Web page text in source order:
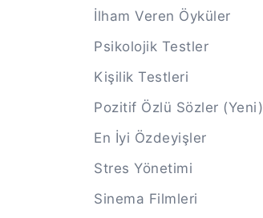
İlham Veren Öyküler
Psikolojik Testler
Kişilik Testleri
Pozitif Özlü Sözler (Yeni)
En İyi Özdeyişler
Stres Yönetimi
Sinema Filmleri